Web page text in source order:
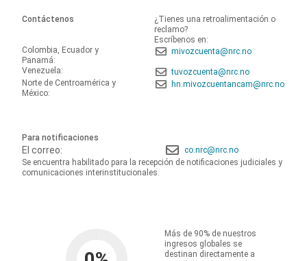
Contáctenos
¿Tienes una retroalimentación o
reclamo?
Escríbenos en:
Colombia, Ecuador y
Panamá:
mivozcuenta@nrc.no
Venezuela:
tuvozcuenta@nrc.no
Norte de Centroamérica y
México:
hn.mivozcuentancam@nrc.no
Para notificaciones
El correo:
co.nrc@nrc.no
Se encuentra habilitado para la recepción de notificaciones judiciales y
comunicaciones interinstitucionales.
Más de 90% de nuestros
ingresos globales se
destinan directamente a